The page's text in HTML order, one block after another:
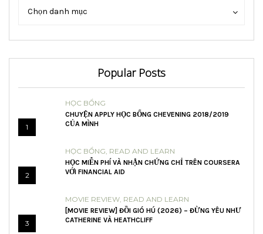
Danh
Chọn danh mục
Danh
Popular Posts
1
HỌC BỔNG
CHUYỆN APPLY HỌC BỔNG CHEVENING 2018/2019
CỦA MÌNH
2
HỌC BỔNG, READ AND LEARN
HỌC MIỄN PHÍ VÀ NHẬN CHỨNG CHỈ TRÊN COURSERA
VỚI FINANCIAL AID
3
MOVIE REVIEW, READ AND LEARN
[MOVIE REVIEW] ĐỒI GIÓ HÚ (2026) – ĐỪNG YÊU NHƯ
CATHERINE VÀ HEATHCLIFF